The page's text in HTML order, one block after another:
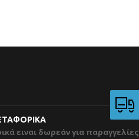
ειναι δωρεάν για παραγγελίες